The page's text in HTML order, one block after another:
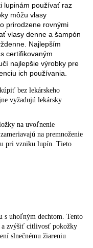
lupinám používať raz
môžu vlasy
prirodzene rovnými
vlasy denne a šampón
Najlepším
certifikovaným
najlepšie výrobky pre
ich používania.
bez lekárskeho
vyžadujú lekársky
na uvoľnenie
na premnoženie
pri vzniku lupín. Tieto
s uhoľným dechtom. Tento
a zvýšiť citlivosť pokožky
slnečnému žiareniu